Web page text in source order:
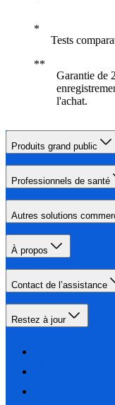
Tests
Garantie de
l'achat.
Produits grand public
Professionnels de santé
Autres solutions
À propos
Contact de l’assistance
Restez à jour